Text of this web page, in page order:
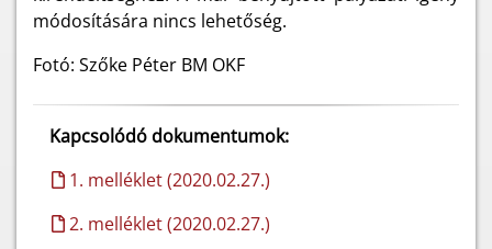
módosítására nincs lehetőség.
Fotó: Szőke Péter BM OKF
Kapcsolódó dokumentumok:
1. melléklet (2020.02.27.)
2. melléklet (2020.02.27.)